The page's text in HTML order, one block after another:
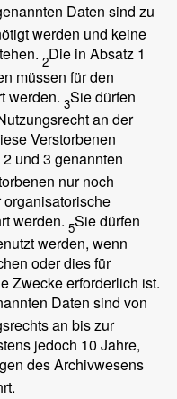
Daten sind zu
werden und keine
2Die in Absatz 1
müssen für den
werden. 3Sie dürfen
an der
Verstorbenen
und 3 genannten
nur noch
werden. 5Sie dürfen
werden, wenn
oder dies für
Zwecke erforderlich ist.
Daten sind von
an bis zur
jedoch 10 Jahre,
des Archivwesens